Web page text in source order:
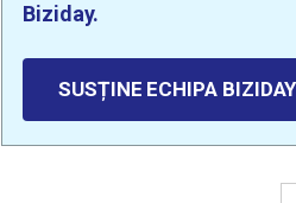
Biziday.
SUSȚINE ECHIPA BIZIDAY